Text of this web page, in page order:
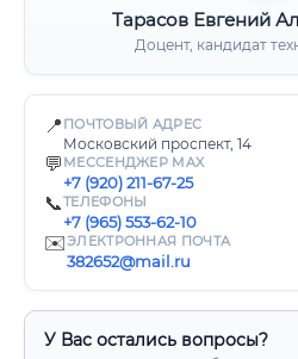
Тарасов Евгений
Доцент, кандидат
📍 ПОЧТОВЫЙ АДРЕС
Московский проспект, 14
💬 МЕССЕНДЖЕР MAX
+7 (920) 211-67-25
📞ТЕЛЕФОНЫ
+7 (965) 553-62-10
✉️ЭЛЕКТРОННАЯ ПОЧТА
382652@mail.ru
У Вас остались вопросы?